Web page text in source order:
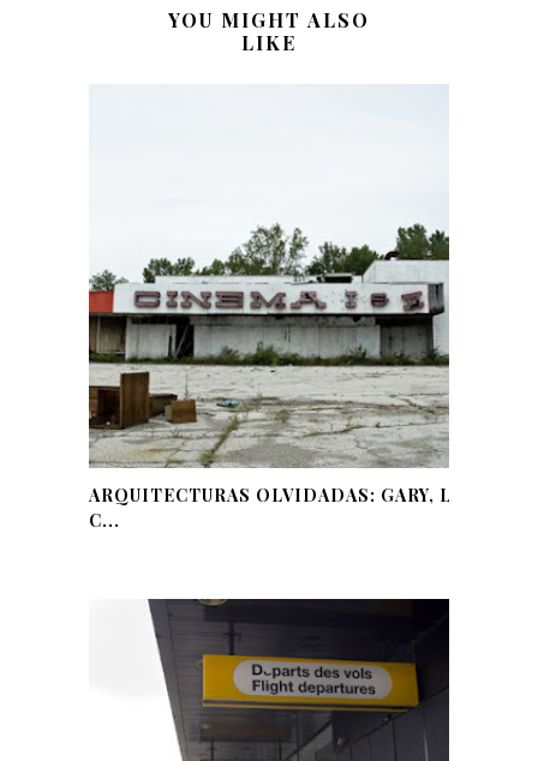
YOU MIGHT ALSO
LIKE
ARQUITECTURAS OLVIDADAS: GARY, LA
C...